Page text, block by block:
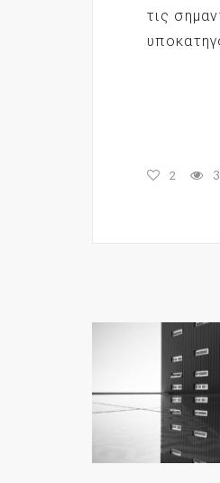
τις
2